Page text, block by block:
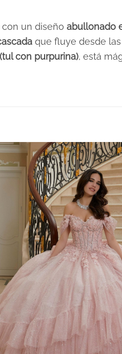
un diseño abullonado
que fluye desde
con purpurina), está
Entrega: 120 días